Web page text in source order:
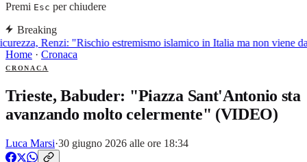
Premi Esc per chiudere
Breaking
Renzi: "Rischio estremismo islamico in Italia ma non viene
Home · Cronaca
CRONACA
Trieste, Babuder: "Piazza Sant'Antonio sta
avanzando molto celermente" (VIDEO)
Luca Marsi·30 giugno 2026 alle ore 18:34